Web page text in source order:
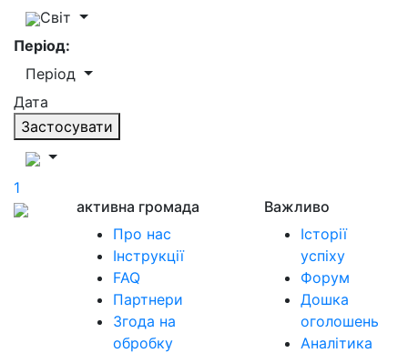
Світ
Період:
Період
Дата
Застосувати
1
активна громада
Про нас
Інструкції
FAQ
Партнери
Згода на
обробку
Важливо
Історії
успіху
Форум
Дошка
оголошень
Аналітика